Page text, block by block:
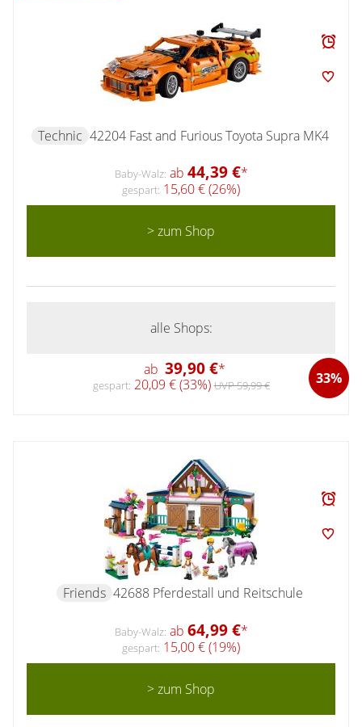
Technic 42204 Fast and Furious Toyota Supra MK4
Baby-Walz: ab 44,39 €*
gespart: 15,60 € (26%)
> zum Shop
alle Shops:
ab 39,90 €* 33%
gespart: 20,09 € (33%)UVP 59,99 €
Friends 42688 Pferdestall und Reitschule
Baby-Walz: ab 64,99 €*
gespart: 15,00 € (19%)
> zum Shop